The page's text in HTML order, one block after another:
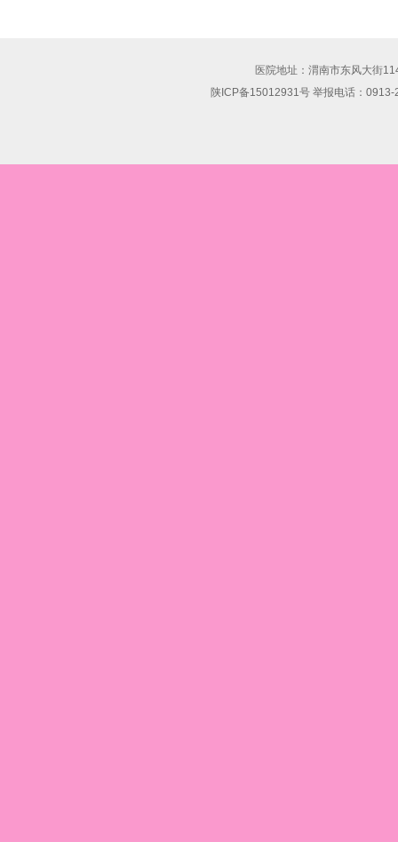
医院地址：渭南市东风大街
陕ICP备15012931号 举报电话：